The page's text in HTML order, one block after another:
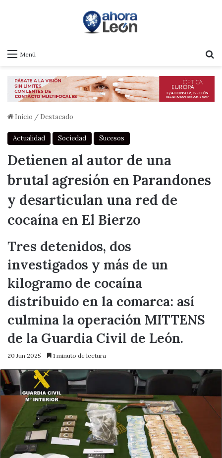
Menú
Inicio / Destacado
Actualidad Sociedad Sucesos
Detienen al autor de una
brutal agresión en Parandones
y desarticulan una red de
cocaína en El Bierzo
Tres detenidos, dos
investigados y más de un
kilogramo de cocaína
distribuido en la comarca: así
culmina la operación MITTENS
de la Guardia Civil de León.
20 Jun 2025 1 minuto de lectura